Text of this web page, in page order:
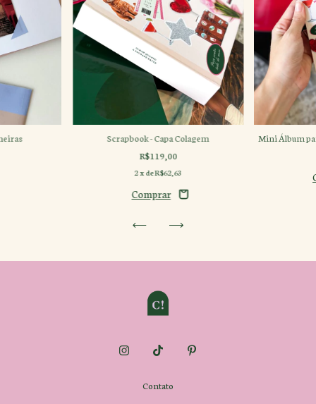
Scrapbook - Capa Colagem
R$119,00
2x deR$62,63
Mini Álbum
Contato